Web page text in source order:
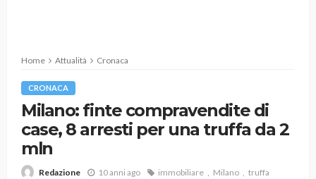
Home Attualità Cronaca
CRONACA
Milano: finte compravendite di
case, 8 arresti per una truffa da 2
mln
Redazione 10 anni ago immobiliare Milano truffa